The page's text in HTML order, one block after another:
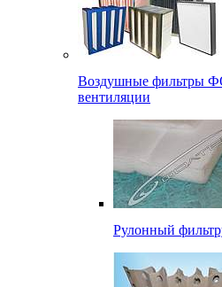
Воздушные фильтры
вентиляции
Рулонный